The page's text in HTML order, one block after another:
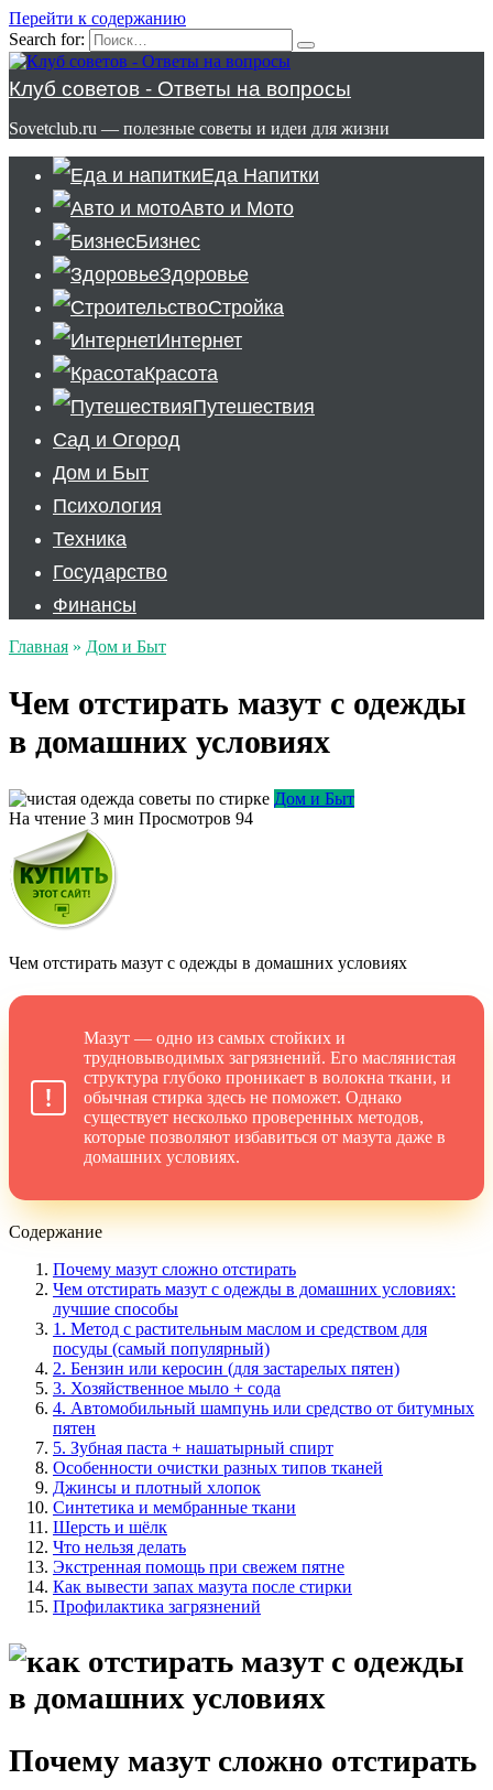
Перейти к содержанию
Search for:
Клуб советов - Ответы на вопросы
Sovetclub.ru — полезные советы и идеи для жизни
Еда Напитки
Авто и Мото
Бизнес
Здоровье
Стройка
Интернет
Красота
Путешествия
Сад и Огород
Дом и Быт
Психология
Техника
Государство
Финансы
Главная » Дом и Быт
Чем отстирать мазут с одежды
в домашних условиях
Дом и Быт
На чтение 3 мин Просмотров 94
Чем отстирать мазут с одежды в домашних условиях
Мазут — одно из самых стойких и
трудновыводимых загрязнений. Его маслянистая
структура глубоко проникает в волокна ткани, и
обычная стирка здесь не поможет. Однако
существует несколько проверенных методов,
которые позволяют избавиться от мазута даже в
домашних условиях.
Содержание
Почему мазут сложно отстирать
Чем отстирать мазут с одежды в домашних условиях:
лучшие способы
1. Метод с растительным маслом и средством для
посуды (самый популярный)
2. Бензин или керосин (для застарелых пятен)
3. Хозяйственное мыло + сода
4. Автомобильный шампунь или средство от битумных
пятен
5. Зубная паста + нашатырный спирт
Особенности очистки разных типов тканей
Джинсы и плотный хлопок
Синтетика и мембранные ткани
Шерсть и шёлк
Что нельзя делать
Экстренная помощь при свежем пятне
Как вывести запах мазута после стирки
Профилактика загрязнений
Почему мазут сложно отстирать